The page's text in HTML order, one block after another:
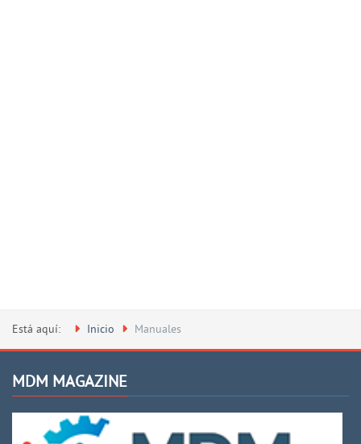
Está aquí: Inicio Manuales
MDM MAGAZINE